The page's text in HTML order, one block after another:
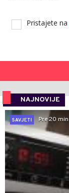
Pristajete na
NAJNOVIJE
SAVJETI
Pre 20 min